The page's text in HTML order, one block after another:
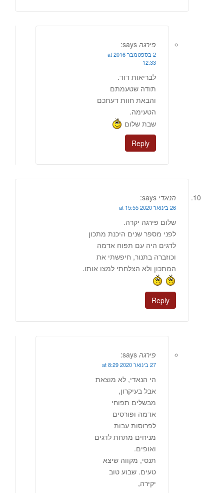
פירגה says:
2 בספטמבר 2016 at
12:33
לבריאות דוד.
תודה שטעמתם
והבאת חוות דעתכם
הטעימה.
שבת שלום
Reply
הנאדי says:
26 בינואר 2020 at 15:55
שלום פירגה יקרה.
לפני מספר שנים היכנת מתכון
לדגים היה עם תפוח אדמה
וכוזברה בתנור, חיפשתי את
המתכון ולא הצלחתי למצו אותו.
Reply
פירגה says:
27 בינואר 2020 at 8:29
הי הנאדי, לא מוצאת
אבל בעיקרון,
מבשלים תפוחי
אדמה ופורסים
לפרוסות עבות
מניחים מתחת לדגים
ואופים.
תנסי, מקווה שיצא
טעים. שבוע טוב
יקירה,